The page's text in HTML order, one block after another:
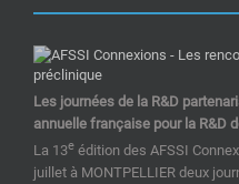
Les journées de la R&D
annuelle française pour la R&D
La 13e édition des AFSSI
juillet à MONTPELLIER deux